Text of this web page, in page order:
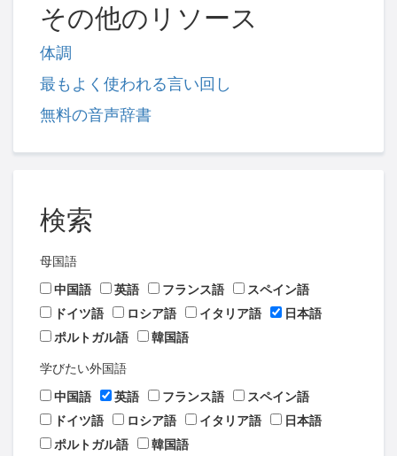
その他のリソース
体調
最もよく使われる言い回し
無料の音声辞書
検索
母国語
中国語
英語 フランス語
スペイン語
ドイツ語
ロシア語 イタリア語
日本語
ポルトガル語
韓国語
学びたい外国語
中国語
英語 フランス語
スペイン語
ドイツ語
ロシア語 イタリア語
日本語
ポルトガル語
韓国語